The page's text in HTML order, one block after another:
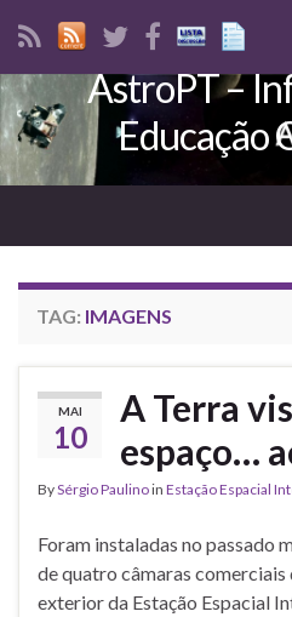
Search for:
AstroPT –
Educação
TAG: IMAGENS
MAI
10
A Terra
espaço…
BySérgio Paulinoin Estação Espacial
Foram instaladas no passado
de quatro câmaras comerciais
exterior da Estação Espacial